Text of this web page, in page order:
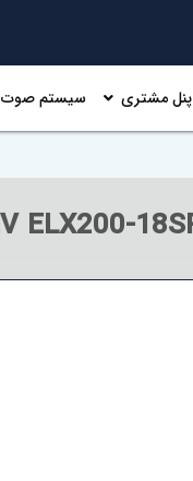
پنل مشتری سیستم صوت